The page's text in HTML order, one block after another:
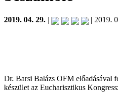
2019. 04. 29. | | 2019.
Dr. Barsi Balázs OFM előadásával
készület az Eucharisztikus